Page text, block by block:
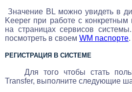
Значение BL можно увидеть в
Keeper при работе с конкретным
на страницах сервисов
посмотреть в своем WM паспорте.
РЕГИСТРАЦИЯ В СИСТЕМЕ
Для того чтобы стать
Transfer, выполните следующие